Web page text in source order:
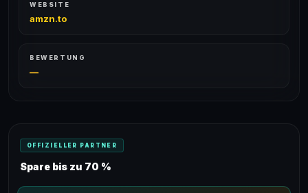
WEBSITE
amzn.to
BEWERTUNG
—
OFFIZIELLER PARTNER
Spare bis zu 70 %